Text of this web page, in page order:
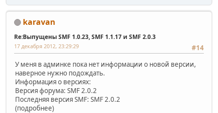
karavan
Re:Выпущены SMF 1.0.23, SMF 1.1.17 и SMF 2.0.3
#14
17 декабря 2012, 23:29:29
У меня в админке пока нет информации о новой версии,
наверное нужно подождать.
Информация о версиях:
Версия форума: SMF 2.0.2
Последняя версия SMF: SMF 2.0.2
(подробнее)